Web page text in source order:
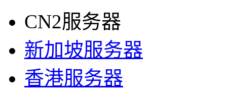
CN2服务器
新加坡服务器
香港服务器